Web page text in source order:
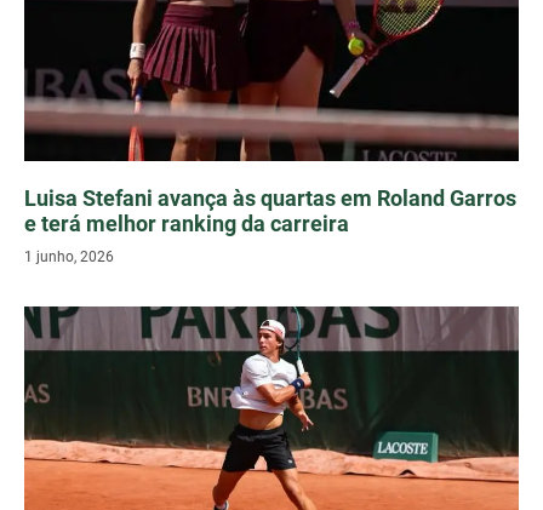
Luisa Stefani avança às quartas em Roland Garros
e terá melhor ranking da carreira
1 junho, 2026